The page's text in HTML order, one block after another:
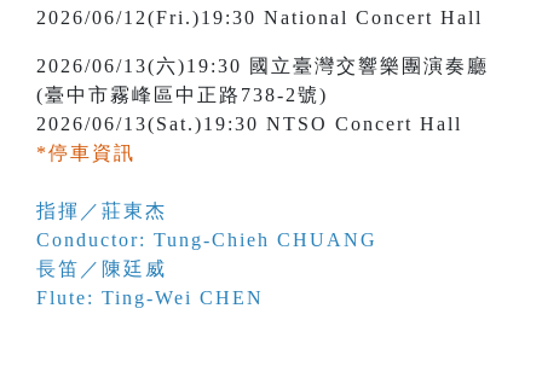
2026/06/12(Fri.)19:30 National Concert Hall
2026/06/13(六)19:30 國立臺灣交響樂團演奏廳
(臺中市霧峰區中正路738-2號)
2026/06/13(Sat.)19:30 NTSO Concert Hall
*停車資訊
指揮／莊東杰
Conductor: Tung-Chieh CHUANG
長笛／陳廷威
Flute: Ting-Wei CHEN